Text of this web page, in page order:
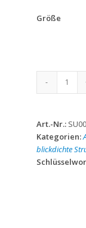
Größe
Print
Menge
Art.-Nr.:
Kategorien:
blickdichte